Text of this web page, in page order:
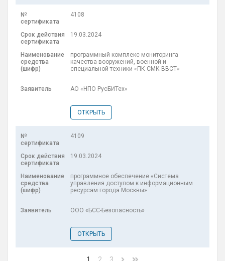
4108
19.03.2024
программный комплекс мониторинга
качества вооружений, военной и
специальной техники «ПК СМК ВВСТ»
АО «НПО РусБИТех»
ОТКРЫТЬ
4109
19.03.2024
программное обеспечение «Система
управления доступом к информационным
ресурсам города Москвы»
ООО «БСС-Безопасность»
ОТКРЫТЬ